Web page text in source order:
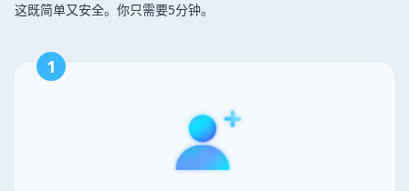
这既简单又安全。你只需要5分钟。
1